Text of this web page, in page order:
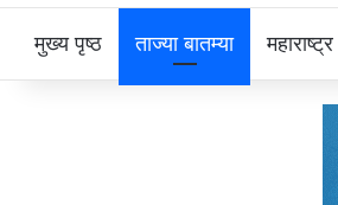
मुख्य पृष्ठ ताज्या बातम्या महाराष्ट्र